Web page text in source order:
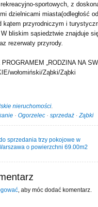
sportowych, z
dzielnicami miasta(odległość
kątem przyrodniczym i
bliskim sąsiedztwie znajduje
rezerwaty przyrody.
„RODZINA NA
wołomiński/Ząbki/Ząbki
nieruchomości.
· Ogorzelec · sprzedaż ·Ząbki
sprzedania trzy pokojowe w
o powierzchni 69.00m2
, aby móc dodać komentarz.